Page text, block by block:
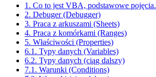
1. Co to jest VBA, podstawowe pojęcia.
2. Debuger (Debugger)
3. Praca z arkuszami (Sheets)
4. Praca z komórkami (Ranges)
5. Właściwości (Properties)
6.1. Typy danych (Variables)
6.2. Typy danych (ciąg dalszy)
7.1. Warunki (Conditions)